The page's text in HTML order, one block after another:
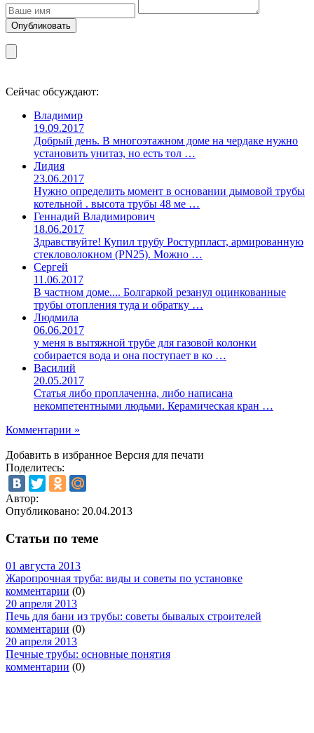
Сейчас обсуждают:
Владимир
19.09.2017
Добрый день. В многоэтажном доме на чердаке нужно
установить унитаз, но есть тол …
Лидия
23.06.2017
Нужно определить момент в основании дымовой трубы
котельной . высота трубы 48 ме …
Геннадий Владимирович
18.06.2017
Здравствуйте! Купил трубу Ростурпласт, армированную
стекловолокном (PN25). Можно …
Сергей
11.06.2017
В частном доме.... Болгаркой резанул оцинкованные
трубы отопления туда и обратку …
Людмила
06.06.2017
у меня в вытяжной трубе для газовой колонки
собирается вода и она поступает в ко …
Василий
20.05.2017
Статья либо проплаченна, либо написана
некомпетентными людьми. Керамическая кран …
Комментарии »
Добавить в избранное Версия для печати
Поделитесь:
Автор:
Опубликовано: 20.04.2013
Статьи по теме
01 августа 2013
Жаропрочная труба: виды и советы по установке
комментарии (0)
20 апреля 2013
Печь для бани из трубы: советы бывалых строителей
комментарии (0)
20 апреля 2013
Печные трубы: основные понятия
комментарии (0)